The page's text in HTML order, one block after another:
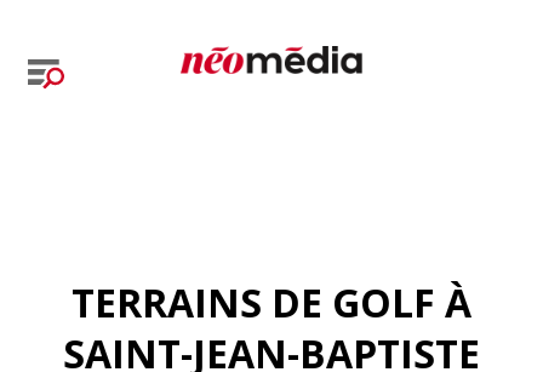
TERRAINS DE GOLF À
SAINT-JEAN-BAPTISTE